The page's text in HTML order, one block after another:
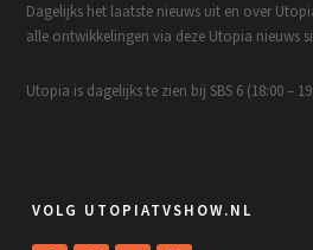
Dagelijks het laatste nieuws uit en over
alle ontwikkelingen via deze Utopia nieuws
Utopia is dagelijks te zien bij SBS 6 (18:00 –
VOLG UTOPIATVSHOW.NL